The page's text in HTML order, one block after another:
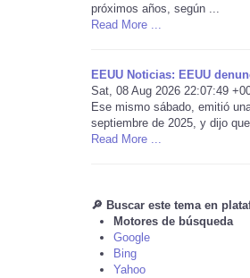
próximos años, según ...
Read More ...
EEUU Noticias: EEUU
Sat, 08 Aug 2026 22:07:49
Ese mismo sábado, emitió
septiembre de 2025, y dijo
Read More ...
🔎 Buscar este tema en
Motores de búsqueda
Google
Bing
Yahoo